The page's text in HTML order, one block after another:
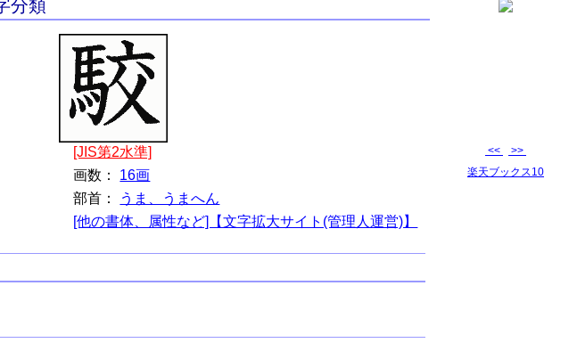
分類
[JIS第2水準]
画数： 16画
部首：
うま、うまへん
[他の書体、属性など]【文字拡大サイト(管理人運営)】
<<
>>
楽天ブックス10